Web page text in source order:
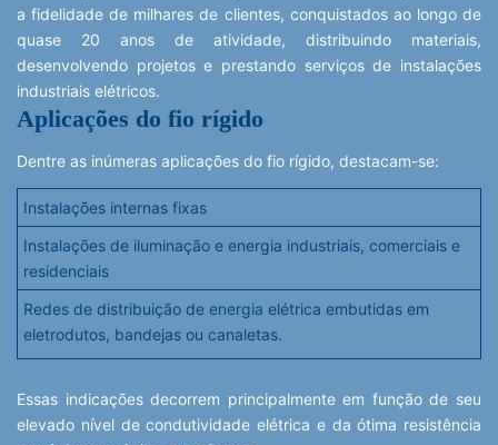
a fidelidade de milhares de clientes, conquistados ao longo de
quase 20 anos de atividade, distribuindo materiais,
desenvolvendo projetos e prestando serviços de instalações
industriais elétricos.
Aplicações do fio rígido
Dentre as inúmeras aplicações do fio rígido, destacam-se:
Instalações internas fixas
Instalações de iluminação e energia industriais, comerciais e
residenciais
Redes de distribuição de energia elétrica embutidas em
eletrodutos, bandejas ou canaletas.
Essas indicações decorrem principalmente em função de seu
elevado nível de condutividade elétrica e da ótima resistência